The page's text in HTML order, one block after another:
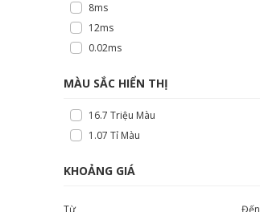
8ms
12ms
0.02ms
MÀU SẮC HIỂN THỊ
16.7 Triệu Màu
1.07 Tỉ Màu
KHOẢNG GIÁ